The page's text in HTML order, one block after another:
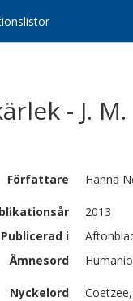
- J.
Författare Hanna
2013
Publicerad i
Ämnesord
Nyckelord